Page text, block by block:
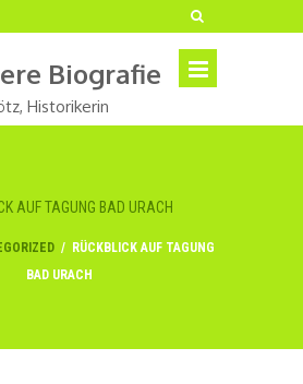
Biografie
Historikerin
AUF TAGUNG BAD URACH
/ RÜCKBLICK AUF TAGUNG
BAD URACH